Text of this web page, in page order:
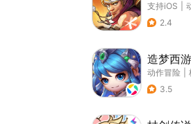
支持iOS
2.4
造梦西
动作冒险
3.5